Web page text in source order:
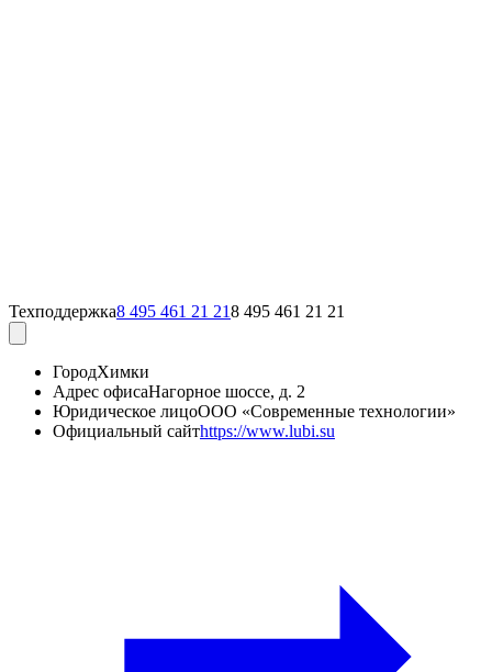
Техподдержка8 495 461 21 218 495 461 21 21
ГородХимки
Адрес офисаНагорное шоссе, д. 2
Юридическое лицоООО «Современные технологии»
Официальный сайтhttps://www.lubi.su